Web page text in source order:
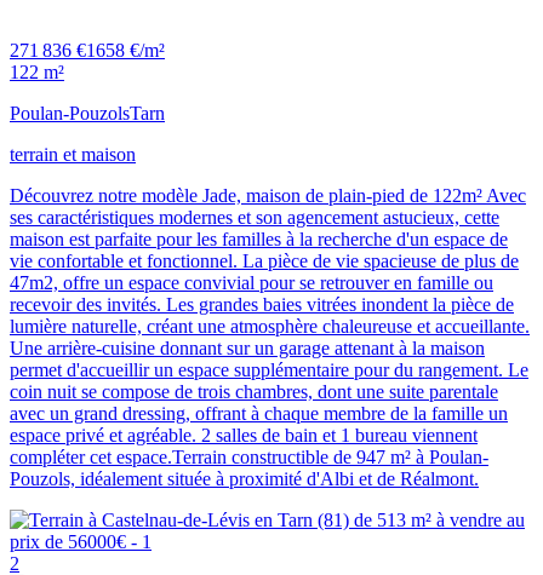
271 836 €1658 €/m²
122 m²
Poulan-PouzolsTarn
terrain et maison
Découvrez notre modèle Jade, maison de plain-pied de 122m² Avec
ses caractéristiques modernes et son agencement astucieux, cette
maison est parfaite pour les familles à la recherche d'un espace de
vie confortable et fonctionnel. La pièce de vie spacieuse de plus de
47m2, offre un espace convivial pour se retrouver en famille ou
recevoir des invités. Les grandes baies vitrées inondent la pièce de
lumière naturelle, créant une atmosphère chaleureuse et accueillante.
Une arrière-cuisine donnant sur un garage attenant à la maison
permet d'accueillir un espace supplémentaire pour du rangement. Le
coin nuit se compose de trois chambres, dont une suite parentale
avec un grand dressing, offrant à chaque membre de la famille un
espace privé et agréable. 2 salles de bain et 1 bureau viennent
compléter cet espace.Terrain constructible de 947 m² à Poulan-
Pouzols, idéalement située à proximité d'Albi et de Réalmont.
2